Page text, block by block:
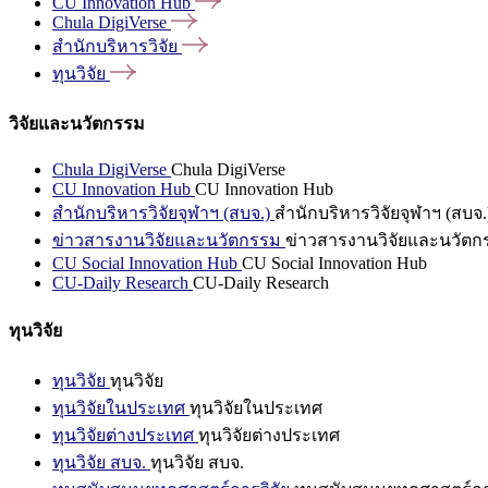
Chula DigiVerse
สำนักบริหารวิจัย
ทุนวิจัย
วิจัยและนวัตกรรม
Chula DigiVerse Chula DigiVerse
CU Innovation Hub CU Innovation Hub
สำนักบริหารวิจัยจุฬาฯ (สบจ.) สำนักบริหารวิจัยจุฬาฯ (สบจ
ข่าวสารงานวิจัยและนวัตกรรม ข่าวสารงานวิจัยและนวัตก
CU Social Innovation Hub CU Social Innovation Hub
CU-Daily Research CU-Daily Research
ทุนวิจัย
ทุนวิจัย ทุนวิจัย
ทุนวิจัยในประเทศ ทุนวิจัยในประเทศ
ทุนวิจัยต่างประเทศ ทุนวิจัยต่างประเทศ
ทุนวิจัย สบจ. ทุนวิจัย สบจ.